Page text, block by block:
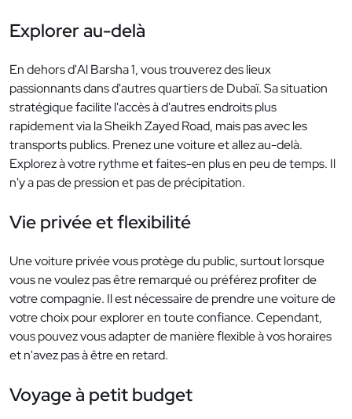
Explorer au-delà
En dehors d'Al Barsha 1, vous trouverez des lieux
passionnants dans d'autres quartiers de Dubaï. Sa situation
stratégique facilite l'accès à d'autres endroits plus
rapidement via la Sheikh Zayed Road, mais pas avec les
transports publics. Prenez une voiture et allez au-delà.
Explorez à votre rythme et faites-en plus en peu de temps. Il
n'y a pas de pression et pas de précipitation.
Vie privée et flexibilité
Une voiture privée vous protège du public, surtout lorsque
vous ne voulez pas être remarqué ou préférez profiter de
votre compagnie. Il est nécessaire de prendre une voiture de
votre choix pour explorer en toute confiance. Cependant,
vous pouvez vous adapter de manière flexible à vos horaires
et n'avez pas à être en retard.
Voyage à petit budget